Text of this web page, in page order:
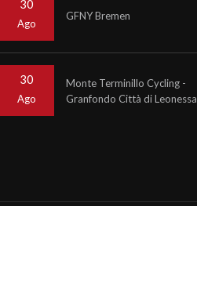
30
Ago
GFNY Bremen
30
Ago
Monte Terminillo Cycling -
Granfondo Città di Leonessa